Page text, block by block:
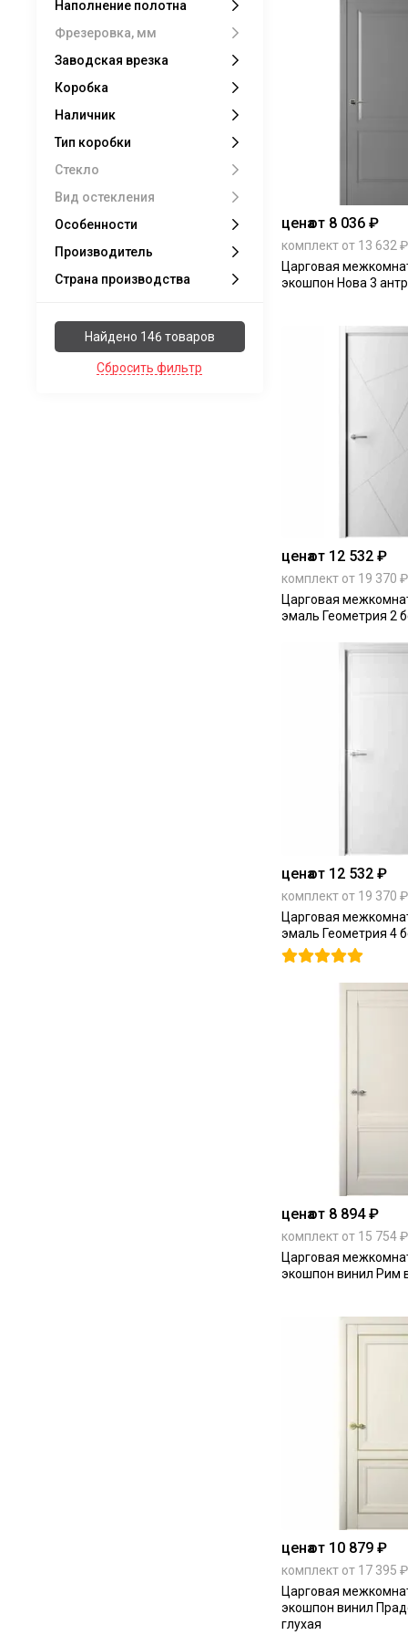
ценаот 8 036 ₽
комплект от 13 632 ₽
Царговая
экошпон Нова 3
ценаот 12 532 ₽
комплект от 19 370 ₽
Царговая
эмаль Геометрия 2
ценаот 12 532 ₽
комплект от 19 370 ₽
Царговая
эмаль Геометрия 4
ценаот 8 894 ₽
комплект от 15 754 ₽
Царговая
экошпон винил Рим
ценаот 10 879 ₽
комплект от 17 395 ₽
Царговая
экошпон винил
глухая
бруно
керамик снежный 4
керамик слоновая кость 12
керамик шеллак серый
керамик серый
керамик бежевый 4
дарк вайт 2
эмалекс ваниль
Наполнение полотна
Фрезеровка, мм
Заводская врезка
Коробка
Наличник
Тип коробки
Стекло
Вид остекления
Особенности
Производитель
Страна производства
Найдено 146 товаров
Сбросить фильтр